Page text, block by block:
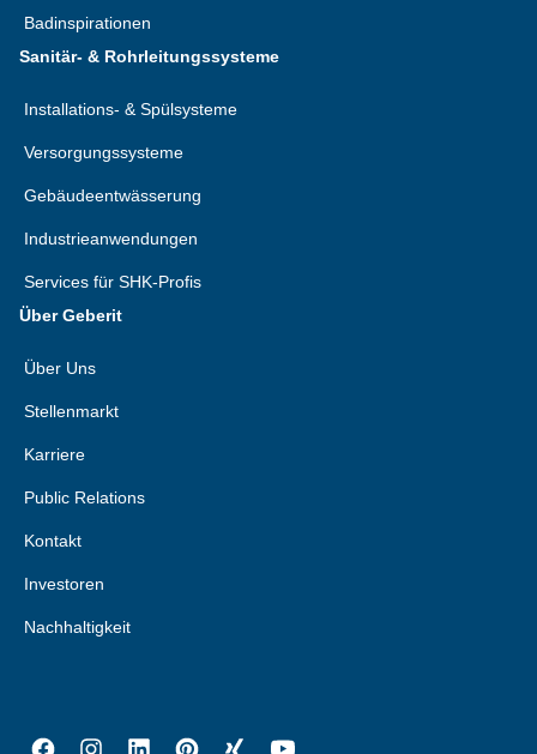
Badinspirationen
Sanitär- & Rohrleitungssysteme
Installations- & Spülsysteme
Versorgungssysteme
Gebäudeentwässerung
Industrieanwendungen
Services für SHK-Profis
Über Geberit
Über Uns
Stellenmarkt
Karriere
Public Relations
Kontakt
Investoren
Nachhaltigkeit